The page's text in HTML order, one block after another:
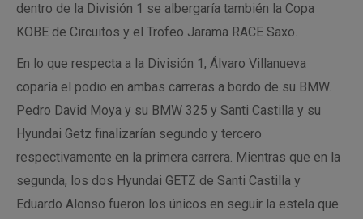
dentro de la División 1 se albergaría también la Copa
KOBE de Circuitos y el Trofeo Jarama RACE Saxo.
En lo que respecta a la División 1, Álvaro Villanueva
coparía el podio en ambas carreras a bordo de su BMW.
Pedro David Moya y su BMW 325 y Santi Castilla y su
Hyundai Getz finalizarían segundo y tercero
respectivamente en la primera carrera. Mientras que en la
segunda, los dos Hyundai GETZ de Santi Castilla y
Eduardo Alonso fueron los únicos en seguir la estela que